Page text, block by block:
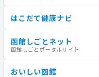
はこだて健康ナビ
函館しごとネット
函館しごとポータルサイト
おいしい函館